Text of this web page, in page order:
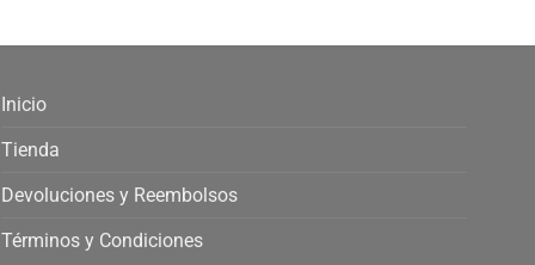
Inicio
Tienda
Devoluciones y Reembolsos
Términos y Condiciones